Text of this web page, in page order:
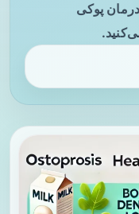
پوکی